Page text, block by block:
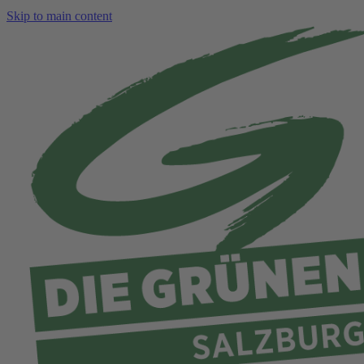
Skip to main content